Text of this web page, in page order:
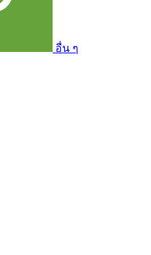
อื่น ๆ